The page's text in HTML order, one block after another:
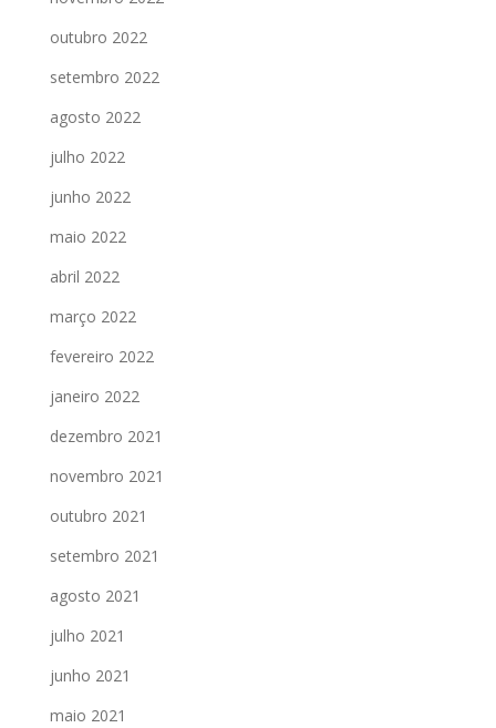
outubro 2022
setembro 2022
agosto 2022
julho 2022
junho 2022
maio 2022
abril 2022
março 2022
fevereiro 2022
janeiro 2022
dezembro 2021
novembro 2021
outubro 2021
setembro 2021
agosto 2021
julho 2021
junho 2021
maio 2021